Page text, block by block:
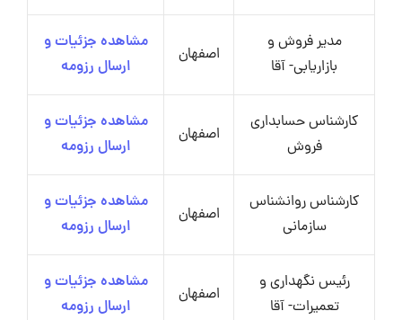
مدیر فروش و
بازاریابی- آقا
اصفهان
مشاهده جزئیات و
ارسال رزومه
کارشناس حسابداری
فروش
اصفهان
مشاهده جزئیات و
ارسال رزومه
کارشناس روانشناس
سازمانی
اصفهان
مشاهده جزئیات و
ارسال رزومه
رئیس نگهداری و
تعمیرات- آقا
اصفهان
مشاهده جزئیات و
ارسال رزومه